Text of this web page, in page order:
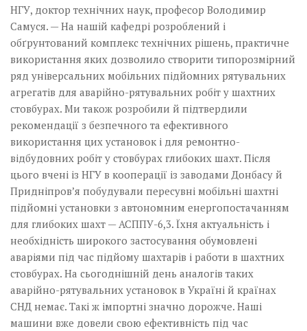
НГУ, доктор технічних наук, професор Володимир
Самуся. — На нашій кафедрі розроблений і
обґрунтований комплекс технічних рішень, практичне
використання яких дозволило створити типорозмірний
ряд універсальних мобільних підйомних рятувальних
агрегатів для аварійно-рятувальних робіт у шахтних
стовбурах. Ми також розробили й підтвердили
рекомендації з безпечного та ефективного
використання цих установок і для ремонтно-
відбудовних робіт у стовбурах глибоких шахт. Після
цього вчені із НГУ в кооперації із заводами Донбасу й
Придніпров’я побудували пересувні мобільні шахтні
підйомні установки з автономним енерго­­­постачанням
для глибоких шахт — АСППУ-6,3. Їхня актуальність і
необхідність широкого застосування обумовлені
аваріями під час підйому шахтарів і работи в шахтних
стовбурах. На сьогоднішній день аналогів таких
аварійно-рятувальних установок в Україні й країнах
СНД немає. Такі ж імпортні значно дорожче. Наші
машини вже довели свою ефективність під час